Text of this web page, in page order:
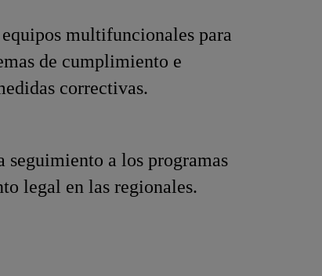
multifuncionales para
de cumplimiento e
correctivas.
seguimiento a los programas
legal en las regionales.